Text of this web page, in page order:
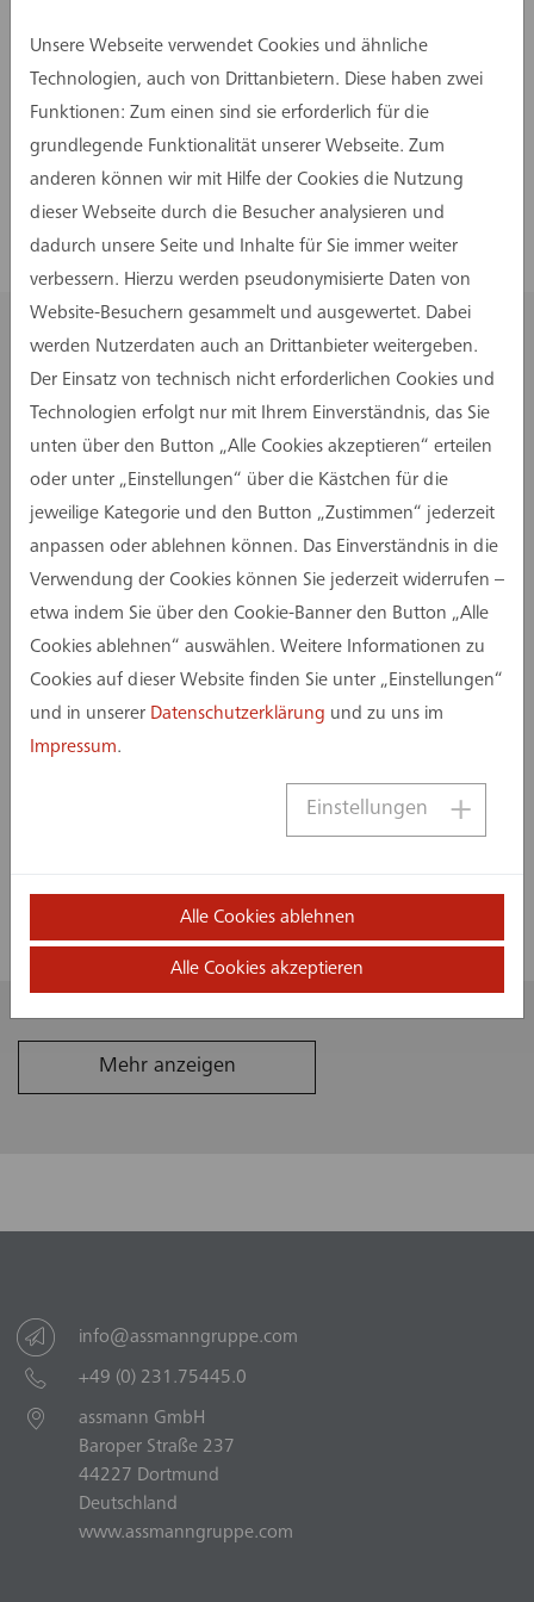
Arbeitsplatzes, sondern auch die
Möglichkeit, das Unternehmen mit ihren
Ideen voranzubringen.
Offizielle Staffelübergabe der
3. an die 4. Geschäftsführer-
und Inhaber-Generation der
assmann gruppe
2021
Unternehmensbeteiligung an
der Heupel GmbH in Münster
2021
2019
GmbH als Joint-Venture
münster GmbH
2012
Bauen" in das
1996
Mehr anzeigen
info@assmanngruppe.com
+49 (0) 231.75445.0
assmann GmbH
Baroper Straße 237
44227 Dortmund
Deutschland
www.assmanngruppe.com
Unsere Webseite verwendet Cookies und ähnliche
Technologien, auch von Drittanbietern. Diese haben zwei
Funktionen: Zum einen sind sie erforderlich für die
grundlegende Funktionalität unserer Webseite. Zum
anderen können wir mit Hilfe der Cookies die Nutzung
dieser Webseite durch die Besucher analysieren und
dadurch unsere Seite und Inhalte für Sie immer weiter
verbessern. Hierzu werden pseudonymisierte Daten von
Website-Besuchern gesammelt und ausgewertet. Dabei
werden Nutzerdaten auch an Drittanbieter weitergeben.
Der Einsatz von technisch nicht erforderlichen Cookies und
Technologien erfolgt nur mit Ihrem Einverständnis, das Sie
unten über den Button „Alle Cookies akzeptieren“ erteilen
oder unter „Einstellungen“ über die Kästchen für die
jeweilige Kategorie und den Button „Zustimmen“ jederzeit
anpassen oder ablehnen können. Das Einverständnis in die
Verwendung der Cookies können Sie jederzeit widerrufen –
etwa indem Sie über den Cookie-Banner den Button „Alle
Cookies ablehnen“ auswählen. Weitere Informationen zu
Cookies auf dieser Website finden Sie unter „Einstellungen“
und in unserer Datenschutzerklärung und zu uns im
Impressum.
Einstellungen
Alle Cookies ablehnen
Alle Cookies akzeptieren